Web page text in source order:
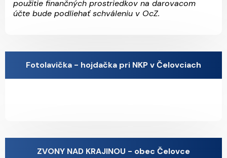
použitie finančných prostriedkov na darovacom
účte bude podliehať schváleniu v OcZ.
Fotolavička - hojdačka pri NKP v Čelovciach
ZVONY NAD KRAJINOU - obec Čelovce